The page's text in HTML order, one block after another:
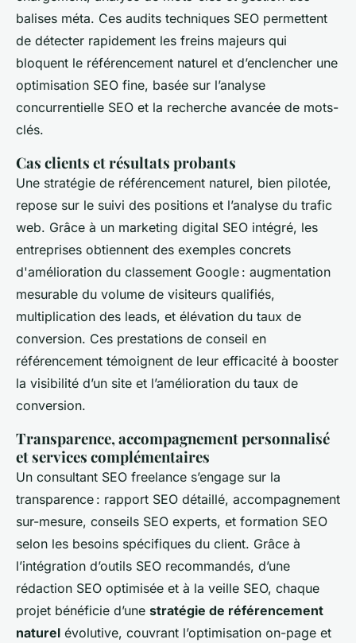
balises méta. Ces audits techniques SEO permettent
de détecter rapidement les freins majeurs qui
bloquent le référencement naturel et d’enclencher une
optimisation SEO fine, basée sur l’analyse
concurrentielle SEO et la recherche avancée de mots-
clés.
Cas clients et résultats probants
Une stratégie de référencement naturel, bien pilotée,
repose sur le suivi des positions et l’analyse du trafic
web. Grâce à un marketing digital SEO intégré, les
entreprises obtiennent des exemples concrets
d'amélioration du classement Google : augmentation
mesurable du volume de visiteurs qualifiés,
multiplication des leads, et élévation du taux de
conversion. Ces prestations de conseil en
référencement témoignent de leur efficacité à booster
la visibilité d’un site et l’amélioration du taux de
conversion.
Transparence, accompagnement personnalisé
et services complémentaires
Un consultant SEO freelance s’engage sur la
transparence : rapport SEO détaillé, accompagnement
sur-mesure, conseils SEO experts, et formation SEO
selon les besoins spécifiques du client. Grâce à
l’intégration d’outils SEO recommandés, d’une
rédaction SEO optimisée et à la veille SEO, chaque
projet bénéficie d’une stratégie de référencement
naturel évolutive, couvrant l’optimisation on-page et